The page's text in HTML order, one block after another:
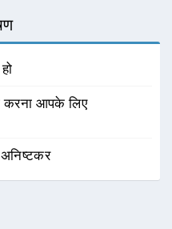
करना आपके लिए
अनिष्टकर